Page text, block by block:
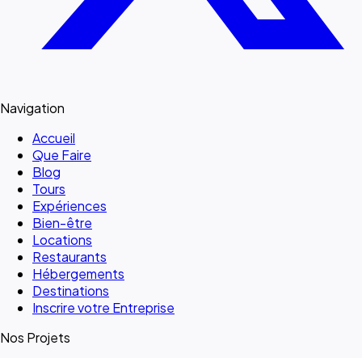
Navigation
Accueil
Que Faire
Blog
Tours
Expériences
Bien-être
Locations
Restaurants
Hébergements
Destinations
Inscrire votre Entreprise
Nos Projets